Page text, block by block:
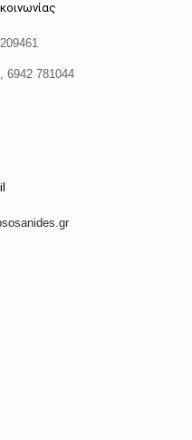
6942 781044